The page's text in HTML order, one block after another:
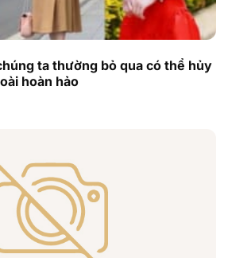
ta thường bỏ qua có thể hủy
hoàn hảo